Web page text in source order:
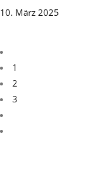
10. März 2025
1
2
3